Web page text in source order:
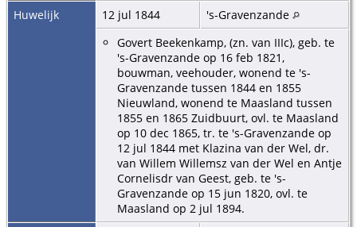
Huwelijk
12 jul 1844
's-Gravenzande
Govert Beekenkamp, (zn. van IIIc), geb. te
's-Gravenzande op 16 feb 1821,
bouwman, veehouder, wonend te 's-
Gravenzande tussen 1844 en 1855
Nieuwland, wonend te Maasland tussen
1855 en 1865 Zuidbuurt, ovl. te Maasland
op 10 dec 1865, tr. te 's-Gravenzande op
12 jul 1844 met Klazina van der Wel, dr.
van Willem Willemsz van der Wel en Antje
Cornelisdr van Geest, geb. te 's-
Gravenzande op 15 jun 1820, ovl. te
Maasland op 2 jul 1894.